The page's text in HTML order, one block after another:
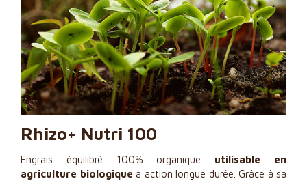
Rhizo+ Nutri 100
Engrais équilibré 100% organique utilisable en
agriculture biologiqueà action longue durée. Grâce à sa